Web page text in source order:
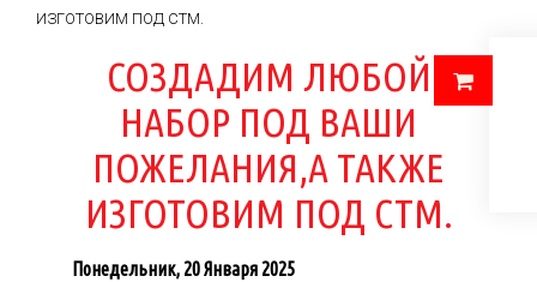
ИЗГОТОВИМ ПОД СТМ.
СОЗДАДИМ ЛЮБОЙ
НАБОР ПОД ВАШИ
ПОЖЕЛАНИЯ,А ТАКЖЕ
ИЗГОТОВИМ ПОД СТМ.
Понедельник, 20 Января 2025